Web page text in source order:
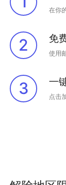
在你
2 免
使用
3 一
点击